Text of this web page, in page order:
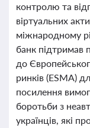
контролю та
віртуальних
міжнародному
банк підтримав
до
ринків (ESMA)
посилення
боротьби з
українців, які